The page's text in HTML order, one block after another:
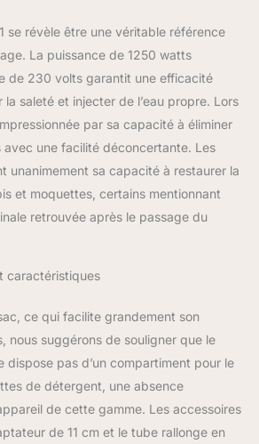
nettoyage efficace et un
et durable : la pompe
efficace et la turbine
puissante assurent un
nettoyage optimal et une
longue durée de vie. Sa
conception robuste
protège l'appareil des
chocs et des impacts.
Contenu de la livraison :
pulvérisation de 2,5 m de
long, récipient 2 en 1
pistolet d'aspiration et de
pulvérisation, tube
d'aspiration et de
pulvérisation, buse de
sol (240 mm), buse pour
meubles rembourrés
se révèle être une véritable référence
La puissance de 1250 watts
de 230 volts garantit une efficacité
saleté et injecter de l’eau propre. Lors
par sa capacité à éliminer
avec une facilité déconcertante. Les
unanimement sa capacité à restaurer la
et moquettes, certains mentionnant
retrouvée après le passage du
caractéristiques
ce qui facilite grandement son
nous suggérons de souligner que le
dispose pas d’un compartiment pour le
de détergent, une absence
de cette gamme. Les accessoires
de 11 cm et le tube rallonge en